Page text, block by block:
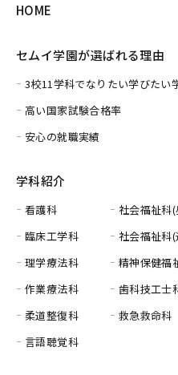
HOME
セムイ学園が選ばれる理由
3校11学科でなりたい学びたい
高い国家試験合格率
安心の就職実績
学科紹介
看護科
臨床工学科
理学療法科
作業療法科
柔道整復科
言語聴覚科
社会福祉科
社会福祉科
精神保健福
歯科技工士
救急救命科